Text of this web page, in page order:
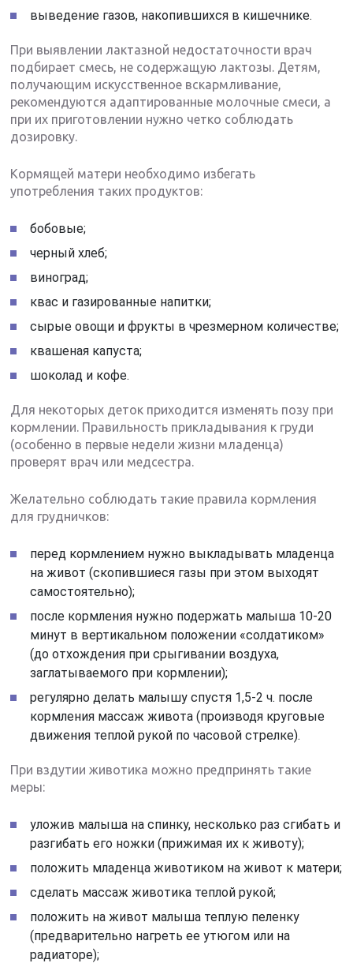
выведение газов, накопившихся в кишечнике.
При выявлении лактазной недостаточности врач
подбирает смесь, не содержащую лактозы. Детям,
получающим искусственное вскармливание,
рекомендуются адаптированные молочные смеси, а
при их приготовлении нужно четко соблюдать
дозировку.
Кормящей матери необходимо избегать
употребления таких продуктов:
бобовые;
черный хлеб;
виноград;
квас и газированные напитки;
сырые овощи и фрукты в чрезмерном количестве;
квашеная капуста;
шоколад и кофе.
Для некоторых деток приходится изменять позу при
кормлении. Правильность прикладывания к груди
(особенно в первые недели жизни младенца)
проверят врач или медсестра.
Желательно соблюдать такие правила кормления
для грудничков:
перед кормлением нужно выкладывать младенца
на живот (скопившиеся газы при этом выходят
самостоятельно);
после кормления нужно подержать малыша 10-20
минут в вертикальном положении «солдатиком»
(до отхождения при срыгивании воздуха,
заглатываемого при кормлении);
регулярно делать малышу спустя 1,5-2 ч. после
кормления массаж живота (производя круговые
движения теплой рукой по часовой стрелке).
При вздутии животика можно предпринять такие
меры:
уложив малыша на спинку, несколько раз сгибать и
разгибать его ножки (прижимая их к животу);
положить младенца животиком на живот к матери;
сделать массаж животика теплой рукой;
положить на живот малыша теплую пеленку
(предварительно нагреть ее утюгом или на
радиаторе);